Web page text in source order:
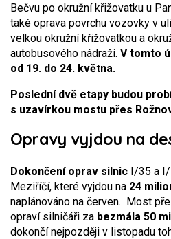
Bečvu po okružní křižovatku u
také oprava povrchu vozovky v
velkou okružní křižovatkou a
autobusového nádraží. V tomto
od 19. do 24. května.
Poslední dvě etapy budou
s uzavírkou mostu přes
Opravy vyjdou na
Dokončení oprav silnic I/35 a I/
Meziříčí, které vyjdou na 24
naplánováno na červen. Most
opraví silničáři za bezmála 50
dokončí nejpozději v listopadu